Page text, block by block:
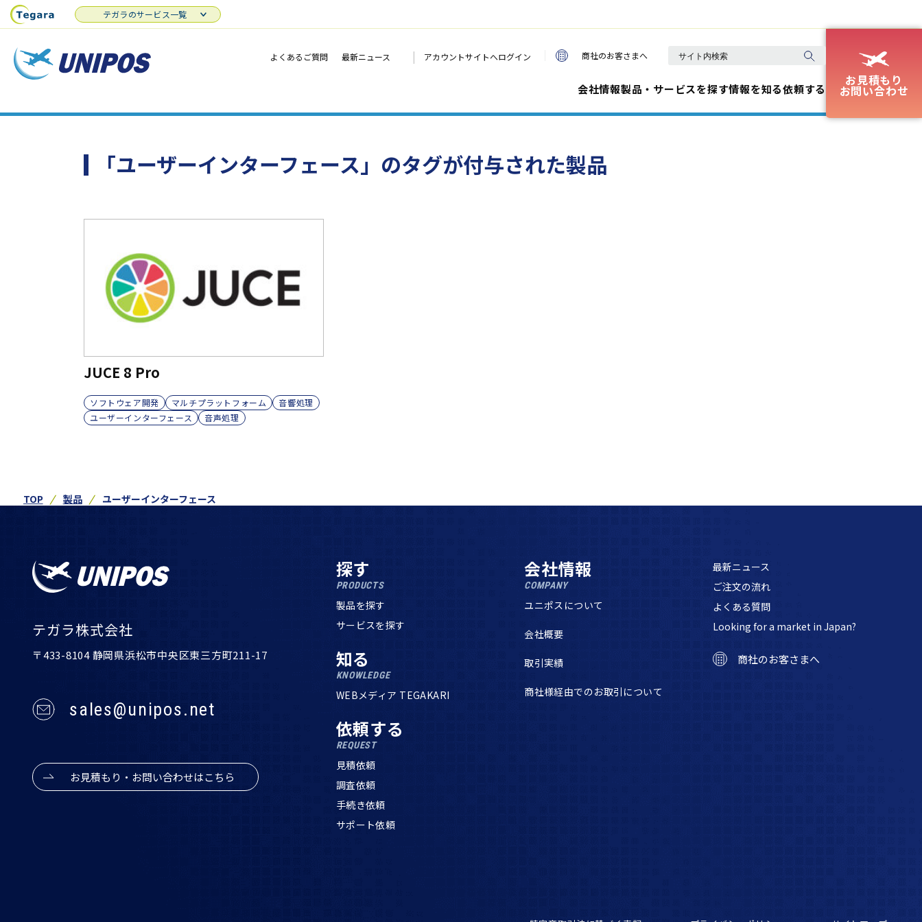
よくあるご質問 最新ニュース | アカウントサイトへログイン 商社のお客さまへ
会社情報製品・サービスを探す情報を知る依頼する
お見積もり
お問い合わせ
テガラのサービス一覧
「ユーザーインターフェース」のタグが付与された製品
JUCE 8 Pro
ソフトウェア開発 マルチプラットフォーム
音響処理
ユーザーインターフェース
音声処理
TOP 製品 ユーザーインターフェース
テガラ株式会社
〒433-8104 静岡県浜松市中央区東三方町211-17
sales@unipos.net
お見積もり・お問い合わせはこちら
探す
PRODUCTS
製品を探す
サービスを探す
知る
KNOWLEDGE
WEBメディア TEGAKARI
依頼する
REQUEST
見積依頼
調査依頼
手続き依頼
サポート依頼
会社情報
COMPANY
ユニポスについて
会社概要
取引実績
商社様経由でのお取引について
最新ニュース
ご注文の流れ
よくある質問
Looking for a market in Japan?
商社のお客さまへ